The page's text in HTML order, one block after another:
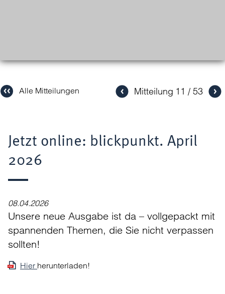
Alle Mitteilungen Mitteilung 11 53
Jetzt online: blickpunkt. April
2026
08.04.2026
Unsere neue Ausgabe ist da – vollgepackt mit
spannenden Themen, die Sie nicht verpassen
sollten!
Hier herunterladen!